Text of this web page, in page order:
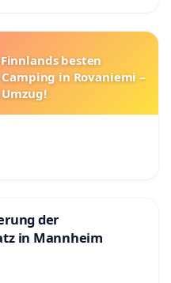
besten
in Rovaniemi –
der
in Mannheim